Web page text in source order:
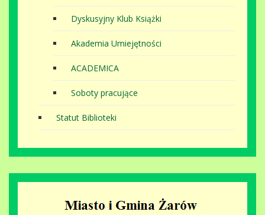
Dyskusyjny Klub Książki
Akademia Umiejętności
ACADEMICA
Soboty pracujące
Statut Biblioteki